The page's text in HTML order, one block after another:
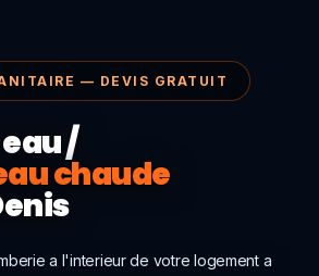
— DEVIS GRATUIT
/
chaude
a l'interieur de votre logement a